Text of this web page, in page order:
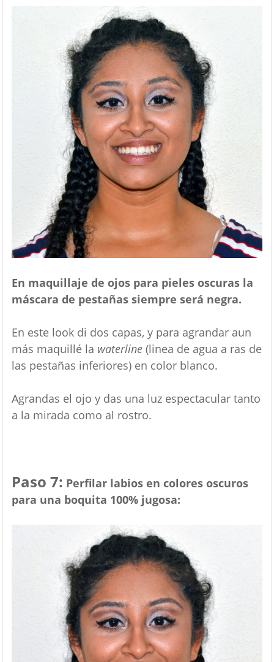
En maquillaje de ojos para pieles oscuras la
máscara de pestañas siempre será negra.
En este look di dos capas, y para agrandar aun
más maquillé la waterline(linea de agua a ras de
las pestañas inferiores) en color blanco.
Agrandas el ojo y das una luz espectacular tanto
a la mirada como al rostro.
Paso 7: Perfilar labios en colores oscuros
para una boquita 100% jugosa: